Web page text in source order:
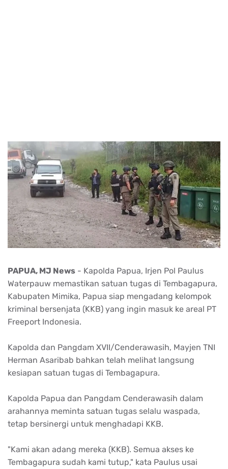
PAPUA, MJ News - Kapolda Papua, Irjen Pol Paulus
Waterpauw memastikan satuan tugas di Tembagapura,
Kabupaten Mimika, Papua siap mengadang kelompok
kriminal bersenjata (KKB) yang ingin masuk ke areal PT
Freeport Indonesia.
Kapolda dan Pangdam XVII/Cenderawasih, Mayjen TNI
Herman Asaribab bahkan telah melihat langsung
kesiapan satuan tugas di Tembagapura.
Kapolda Papua dan Pangdam Cenderawasih dalam
arahannya meminta satuan tugas selalu waspada,
tetap bersinergi untuk menghadapi KKB.
"Kami akan adang mereka (KKB). Semua akses ke
Tembagapura sudah kami tutup," kata Paulus usai